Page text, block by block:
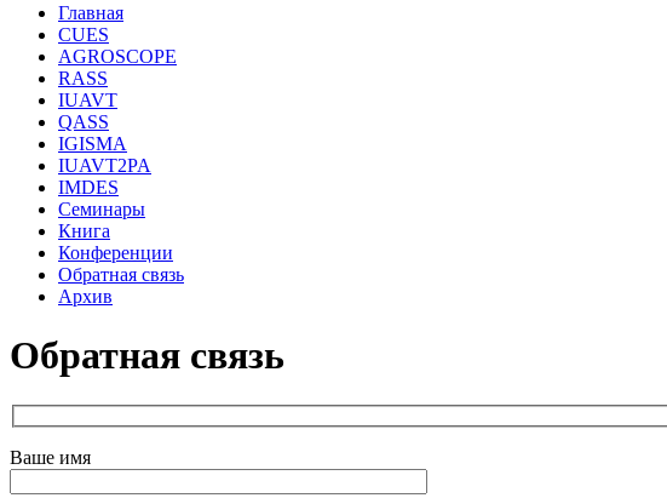
Главная
CUES
AGROSCOPE
RASS
IUAVT
QASS
IGISMA
IUAVT2PA
IMDES
Семинары
Книга
Конференции
Обратная связь
Архив
Обратная связь
Ваше имя